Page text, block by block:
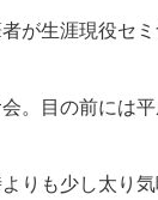
が生涯現役セ
。目の前には
りも少し太り